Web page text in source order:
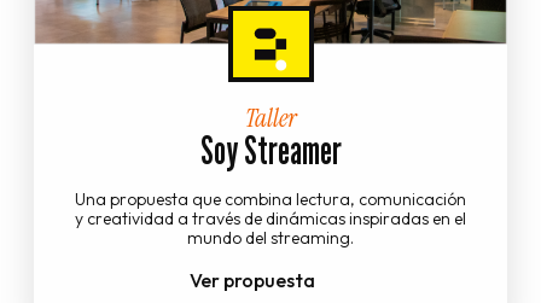
Taller
Soy Streamer
Una propuesta que combina lectura, comunicación
y creatividad a través de dinámicas inspiradas en el
mundo del streaming.
Ver propuesta